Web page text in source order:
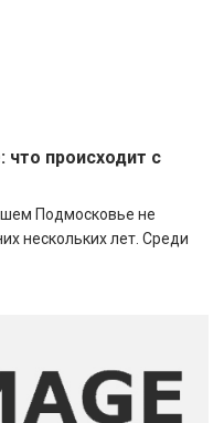
происходит с
Подмосковье не
нескольких лет. Среди